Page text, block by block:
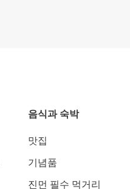
음식과 숙박
맛집
기념품
진먼 필수 먹거리